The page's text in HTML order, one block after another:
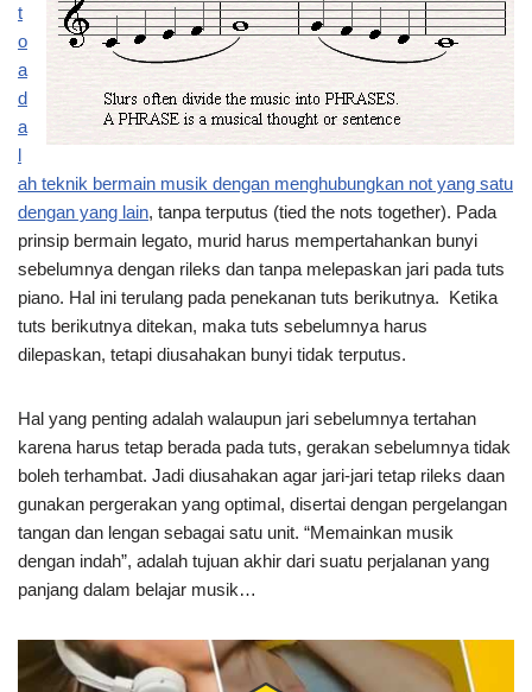
t
o
a
d
a
l
ah teknik bermain musik dengan menghubungkan not yang satu
dengan yang lain, tanpa terputus (tied the nots together). Pada
prinsip bermain legato, murid harus mempertahankan bunyi
sebelumnya dengan rileks dan tanpa melepaskan jari pada tuts
piano. Hal ini terulang pada penekanan tuts berikutnya. Ketika
tuts berikutnya ditekan, maka tuts sebelumnya harus
dilepaskan, tetapi diusahakan bunyi tidak terputus.
Hal yang penting adalah walaupun jari sebelumnya tertahan
karena harus tetap berada pada tuts, gerakan sebelumnya tidak
boleh terhambat. Jadi diusahakan agar jari-jari tetap rileks daan
gunakan pergerakan yang optimal, disertai dengan pergelangan
tangan dan lengan sebagai satu unit. “Memainkan musik
dengan indah”, adalah tujuan akhir dari suatu perjalanan yang
panjang dalam belajar musik…